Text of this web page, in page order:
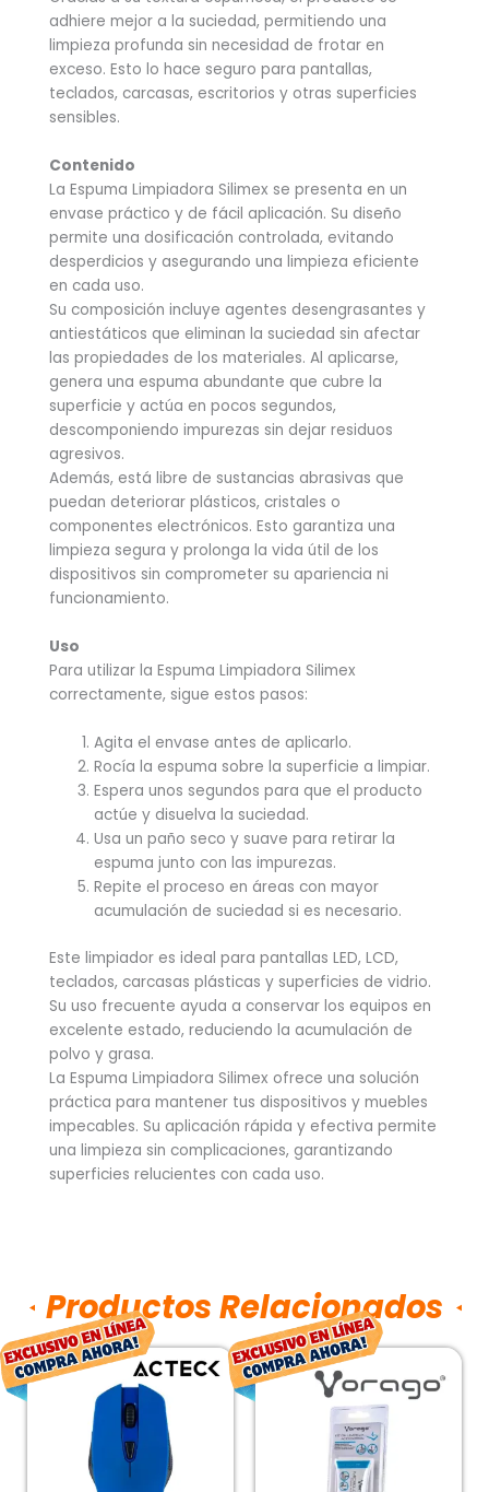
adhiere mejor a la suciedad, permitiendo una
limpieza profunda sin necesidad de frotar en
exceso. Esto lo hace seguro para pantallas,
teclados, carcasas, escritorios y otras superficies
sensibles.
Contenido
La Espuma Limpiadora Silimex se presenta en un
envase práctico y de fácil aplicación. Su diseño
permite una dosificación controlada, evitando
desperdicios y asegurando una limpieza eficiente
en cada uso.
Su composición incluye agentes desengrasantes y
antiestáticos que eliminan la suciedad sin afectar
las propiedades de los materiales. Al aplicarse,
genera una espuma abundante que cubre la
superficie y actúa en pocos segundos,
descomponiendo impurezas sin dejar residuos
agresivos.
Además, está libre de sustancias abrasivas que
puedan deteriorar plásticos, cristales o
componentes electrónicos. Esto garantiza una
limpieza segura y prolonga la vida útil de los
dispositivos sin comprometer su apariencia ni
funcionamiento.
Uso
Para utilizar la Espuma Limpiadora Silimex
correctamente, sigue estos pasos:
Agita el envase antes de aplicarlo.
Rocía la espuma sobre la superficie a limpiar.
Espera unos segundos para que el producto
actúe y disuelva la suciedad.
Usa un paño seco y suave para retirar la
espuma junto con las impurezas.
Repite el proceso en áreas con mayor
acumulación de suciedad si es necesario.
Este limpiador es ideal para pantallas LED, LCD,
teclados, carcasas plásticas y superficies de vidrio.
Su uso frecuente ayuda a conservar los equipos en
excelente estado, reduciendo la acumulación de
polvo y grasa.
La Espuma Limpiadora Silimex ofrece una solución
práctica para mantener tus dispositivos y muebles
impecables. Su aplicación rápida y efectiva permite
una limpieza sin complicaciones, garantizando
superficies relucientes con cada uso.
Productos Relacionados
El
precio
original
era:
$265.00.
El
precio
El
precio
original
era:
$53.00.